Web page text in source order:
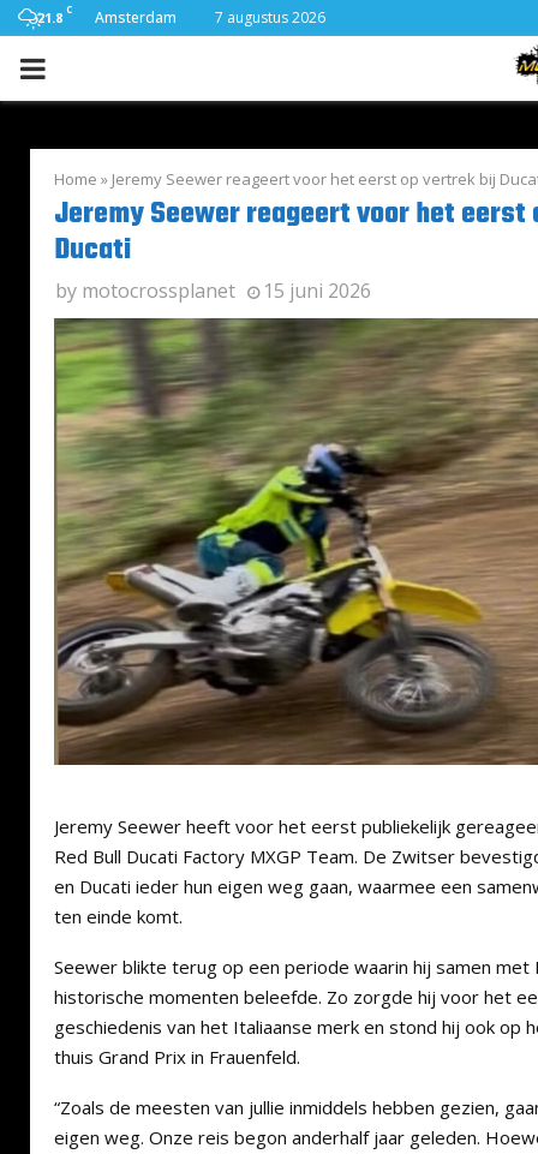
21.8 C Amsterdam 7 augustus 2026
PRIMARY
Home » Jeremy Seewer reageert voor het eerst op vertrek bij
Jeremy Seewer reageert voor het
Ducati
by motocrossplanet 15 juni 2026
Jeremy Seewer heeft voor het eerst publiekelijk
Red Bull Ducati Factory MXGP Team. De Zwitser
en Ducati ieder hun eigen weg gaan, waarmee een
ten einde komt.
Seewer blikte terug op een periode waarin hij samen met
historische momenten beleefde. Zo zorgde hij voor het
geschiedenis van het Italiaanse merk en stond hij ook op
thuis Grand Prix in Frauenfeld.
“Zoals de meesten van jullie inmiddels hebben gezien,
eigen weg. Onze reis begon anderhalf jaar geleden.